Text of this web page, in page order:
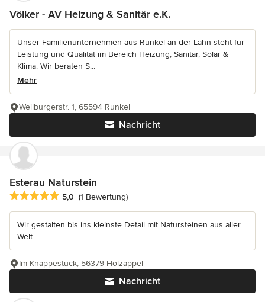
Völker - AV Heizung & Sanitär e.K.
Unser Familienunternehmen aus Runkel an der Lahn steht für
Leistung und Qualität im Bereich Heizung, Sanitär, Solar &
Klima. Wir beraten S...
Mehr
Nachricht
Weilburgerstr. 1, 65594 Runkel
Esterau Naturstein
Durchschnittliche Bewertung: 5 von 5 Sternen
5,0 (1 Bewertung)
Wir gestalten bis ins kleinste Detail mit Natursteinen aus aller
Welt
Nachricht
Im Knappestück, 56379 Holzappel